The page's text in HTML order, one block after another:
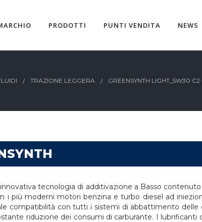
PRODOTTI PUNTI VENDITA NEWS
TRAZIONE LEGGERA GREENSYNTH LIGHT_5W30
tecnologia di additivazione a Basso contenuto
i più moderni motori benzina e turbo diesel ad
compatibilità con tutti i sistemi di abbattimento delle
riduzione dei consumi di carburante. I lubrificanti